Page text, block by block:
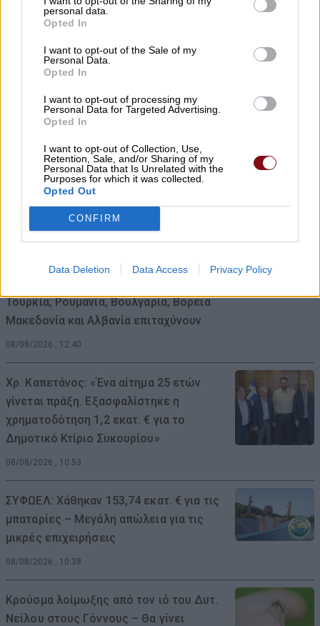
personal data.
Opted In
I want to opt-out of the Sale of my
Personal Data.
Opted In
I want to opt-out of processing my
Personal Data for Targeted Advertising.
Opted In
I want to opt-out of Collection, Use,
Retention, Sale, and/or Sharing of my
Personal Data that Is Unrelated with the
Purposes for which it was collected.
Opted Out
CONFIRM
Data Deletion Data Access Privacy Policy
Ξεκίνησε ο φωτογραφικός διαγωνισμός
«TLOUPAS PATH 2026»
08/08/2026 , 18:59
αδειοδωρόσημο Αυγούστου
08/08/2026 , 18:42
Τι σχέση έχουν μια αγελάδα, μια ζέβρα και
μια μύγα; Το παράξενο πείραμα που
έδωσε την απάντηση
Η Ελλάδα χάνει το τρένο των startups:
Τουρκία, Ρουμανία, Βουλγαρία, Βόρεια
Μακεδονία και Αλβανία επιταχύνουν
08/08/2026 , 12:40
Χρ. Καπετάνος: «Ένα αίτημα 25 ετών
γίνεται πράξη. Εξασφαλίστηκε η
χρηματοδότηση 1,2 εκατ. € για το
Δημοτικό Κτίριο Συκουρίου»
08/08/2026 , 10:53
ΣΥΦΩΕΛ: Χάθηκαν 153,74 εκατ. € για τις
μπαταρίες – Μεγάλη απώλεια για τις
μικρές επιχειρήσεις
08/08/2026 , 10:38
Κρούσμα λοίμωξης από τον ιό του Δυτ.
Νείλου στους Γόννους – Θα γίνει